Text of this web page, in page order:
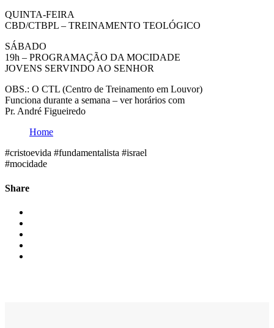
QUINTA-FEIRA
CBD/CTBPL – TREINAMENTO TEOLÓGICO
SÁBADO
19h – PROGRAMAÇÃO DA MOCIDADE
JOVENS SERVINDO AO SENHOR
OBS.: O CTL (Centro de Treinamento em Louvor)
Funciona durante a semana – ver horários com
Pr. André Figueiredo
Home
#cristoevida #fundamentalista #israel
#mocidade
Share